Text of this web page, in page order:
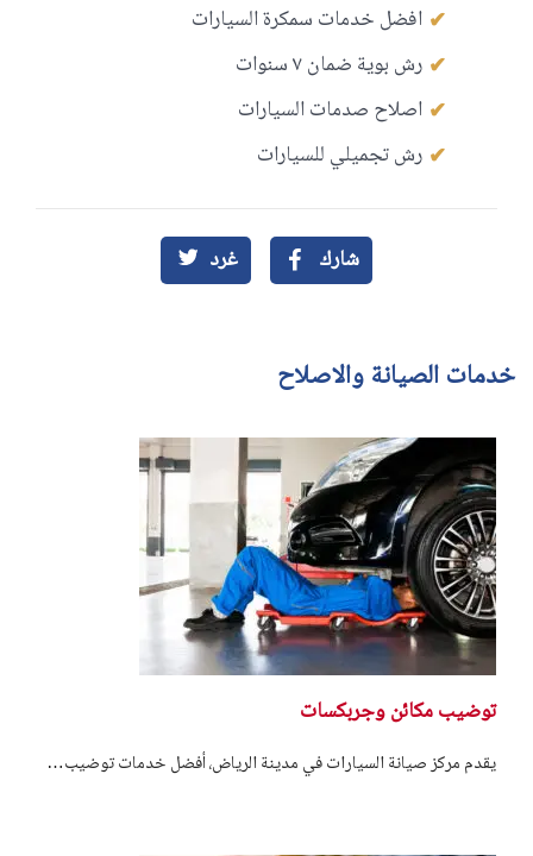
افضل خدمات سمكرة السيارات
رش بوية ضمان ٧ سنوات
اصلاح صدمات السيارات
رش تجميلي للسيارات
شارك غرد
خدمات الصيانة والاصلاح
توضيب مكائن وجربكسات
يقدم مركز صيانة السيارات في مدينة الرياض، أفضل خدمات توضيب…